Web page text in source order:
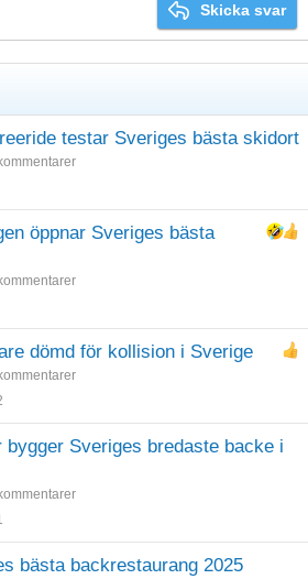
New Roman
Skicka svar
testar Sveriges bästa skidort
öppnar Sveriges bästa
dömd för kollision i Sverige
Sveriges bredaste backe i
bästa backrestaurang 2025